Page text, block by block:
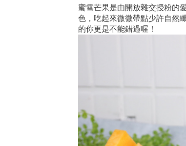
蜜雪芒果是由開放雜交授粉的
色，吃起來微微帶點少許自然
的你更是不能錯過喔！